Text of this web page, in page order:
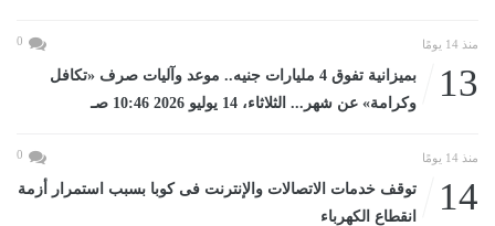
منذ 14 يومًا 0
13
بميزانية تفوق 4 مليارات جنيه.. موعد وآليات صرف «تكافل
وكرامة» عن شهر... الثلاثاء، 14 يوليو 2026 10:46 صـ
منذ 14 يومًا 0
14
توقف خدمات الاتصالات والإنترنت فى كوبا بسبب استمرار أزمة
انقطاع الكهرباء